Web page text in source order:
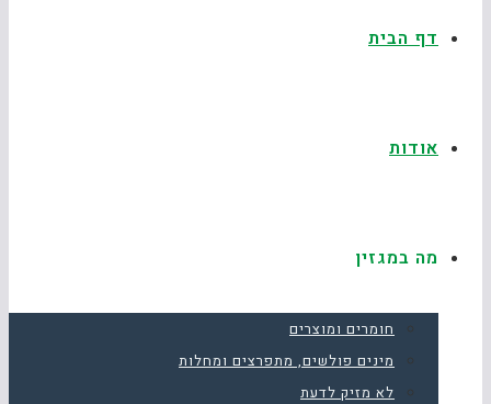
דף הבית
אודות
מה במגזין
חומרים ומוצרים
מינים פולשים, מתפרצים ומחלות
לא מזיק לדעת